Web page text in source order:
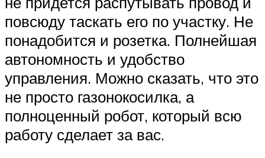
повсюду таскать его по участку. Не
понадобится и розетка. Полнейшая
автономность и удобство
управления. Можно сказать, что это
не просто газонокосилка, а
полноценный робот, который всю
работу сделает за вас.